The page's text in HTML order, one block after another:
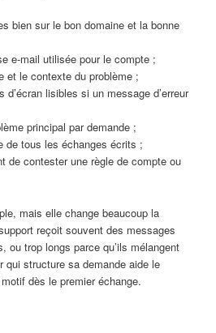
bien sur le bon domaine et la bonne
e-mail utilisée pour le compte ;
et le contexte du problème ;
d’écran lisibles si un message d’erreur
principal par demande ;
de tous les échanges écrits ;
de contester une règle de compte ou
mais elle change beaucoup la
reçoit souvent des messages
ou trop longs parce qu’ils mélangent
qui structure sa demande aide le
dès le premier échange.